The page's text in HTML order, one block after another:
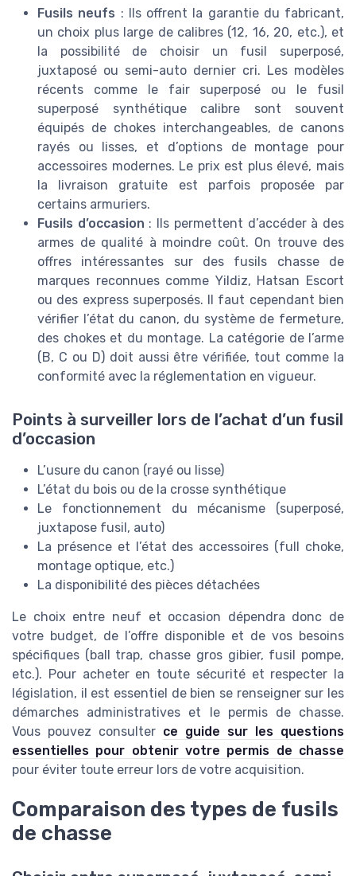
Fusils neufs : Ils offrent la garantie du fabricant,
un choix plus large de calibres (12, 16, 20, etc.), et
la possibilité de choisir un fusil superposé,
juxtaposé ou semi-auto dernier cri. Les modèles
récents comme le fair superposé ou le fusil
superposé synthétique calibre sont souvent
équipés de chokes interchangeables, de canons
rayés ou lisses, et d’options de montage pour
accessoires modernes. Le prix est plus élevé, mais
la livraison gratuite est parfois proposée par
certains armuriers.
Fusils d’occasion : Ils permettent d’accéder à des
armes de qualité à moindre coût. On trouve des
offres intéressantes sur des fusils chasse de
marques reconnues comme Yildiz, Hatsan Escort
ou des express superposés. Il faut cependant bien
vérifier l’état du canon, du système de fermeture,
des chokes et du montage. La catégorie de l’arme
(B, C ou D) doit aussi être vérifiée, tout comme la
conformité avec la réglementation en vigueur.
Points à surveiller lors de l’achat d’un fusil
d’occasion
L’usure du canon (rayé ou lisse)
L’état du bois ou de la crosse synthétique
Le fonctionnement du mécanisme (superposé,
juxtapose fusil, auto)
La présence et l’état des accessoires (full choke,
montage optique, etc.)
La disponibilité des pièces détachées
Le choix entre neuf et occasion dépendra donc de
votre budget, de l’offre disponible et de vos besoins
spécifiques (ball trap, chasse gros gibier, fusil pompe,
etc.). Pour acheter en toute sécurité et respecter la
législation, il est essentiel de bien se renseigner sur les
démarches administratives et le permis de chasse.
Vous pouvez consulter ce guide sur les questions
essentielles pour obtenir votre permis de chasse
pour éviter toute erreur lors de votre acquisition.
Comparaison des types de fusils
de chasse